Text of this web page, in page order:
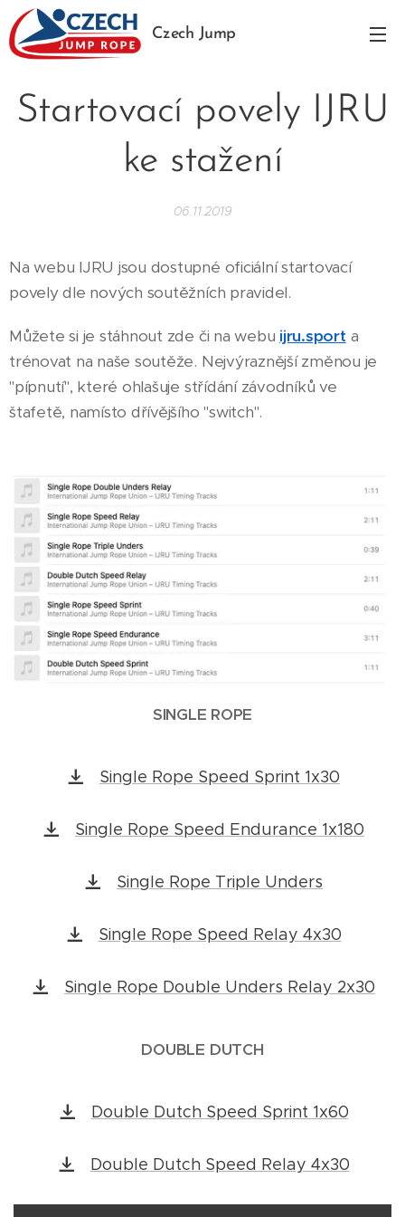
Czech Jump
Startovací povely IJRU
ke stažení
06.11.2019
Na webu IJRU jsou dostupné oficiální startovací
povely dle nových soutěžních pravidel.
Můžete si je stáhnout zde či na webu ijru.sport a
trénovat na naše soutěže. Nejvýraznější změnou je
"pípnutí", které ohlašuje střídání závodníků ve
štafetě, namísto dřívějšího "switch".
SINGLE ROPE
Single Rope Speed Sprint 1x30
Single Rope Speed Endurance 1x180
Single Rope Triple Unders
Single Rope Speed Relay 4x30
Single Rope Double Unders Relay 2x30
DOUBLE DUTCH
Double Dutch Speed Sprint 1x60
Double Dutch Speed Relay 4x30